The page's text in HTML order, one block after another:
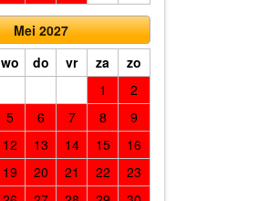
Mei 2027
wo do vr za
zo
1
2
5 6 7 8
9
12 13 14 15
16
19 20 21 22
23